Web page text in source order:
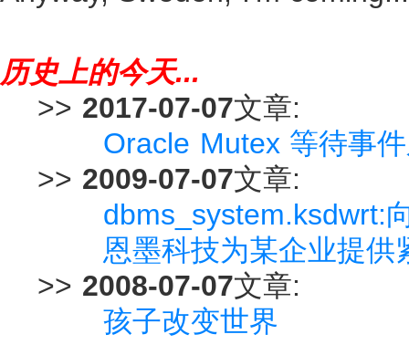
历史上的今天...
>> 2017-07-07文章:
Oracle Mutex 等待事
>> 2009-07-07文章:
dbms_system.ksdwrt:
恩墨科技为某企业提供
>> 2008-07-07文章:
孩子改变世界